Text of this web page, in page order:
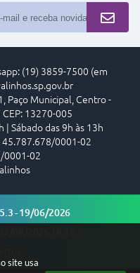
site usa
(19) 3859-7500 (em
Paço Municipal, Centro -
13270-005
| Sábado das 9h às 13h
45.787.678/0001-02
0001-02
- 19/06/2026